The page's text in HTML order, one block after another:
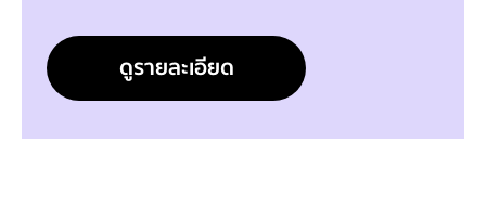
ดูรายละเอียด